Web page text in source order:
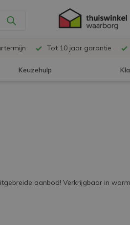
Tot 10 jaar garantie
Keuzehulp
aanbod! Verkrijgbaar in